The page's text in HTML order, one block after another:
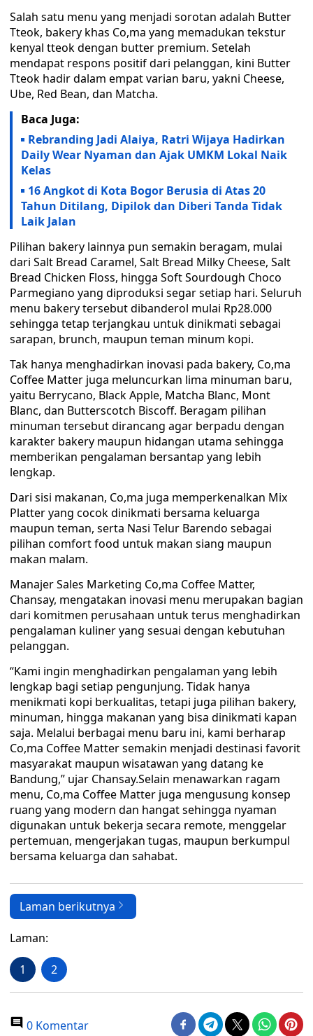
Salah satu menu yang menjadi sorotan adalah Butter
Tteok, bakery khas Co,ma yang memadukan tekstur
kenyal tteok dengan butter premium. Setelah
mendapat respons positif dari pelanggan, kini Butter
Tteok hadir dalam empat varian baru, yakni Cheese,
Ube, Red Bean, dan Matcha.
Baca Juga:
Rebranding Jadi Alaiya, Ratri Wijaya Hadirkan
Daily Wear Nyaman dan Ajak UMKM Lokal Naik
Kelas
16 Angkot di Kota Bogor Berusia di Atas 20
Tahun Ditilang, Dipilok dan Diberi Tanda Tidak
Laik Jalan
Pilihan bakery lainnya pun semakin beragam, mulai
dari Salt Bread Caramel, Salt Bread Milky Cheese, Salt
Bread Chicken Floss, hingga Soft Sourdough Choco
Parmegiano yang diproduksi segar setiap hari. Seluruh
menu bakery tersebut dibanderol mulai Rp28.000
sehingga tetap terjangkau untuk dinikmati sebagai
sarapan, brunch, maupun teman minum kopi.
Tak hanya menghadirkan inovasi pada bakery, Co,ma
Coffee Matter juga meluncurkan lima minuman baru,
yaitu Berrycano, Black Apple, Matcha Blanc, Mont
Blanc, dan Butterscotch Biscoff. Beragam pilihan
minuman tersebut dirancang agar berpadu dengan
karakter bakery maupun hidangan utama sehingga
memberikan pengalaman bersantap yang lebih
lengkap.
Dari sisi makanan, Co,ma juga memperkenalkan Mix
Platter yang cocok dinikmati bersama keluarga
maupun teman, serta Nasi Telur Barendo sebagai
pilihan comfort food untuk makan siang maupun
makan malam.
Manajer Sales Marketing Co,ma Coffee Matter,
Chansay, mengatakan inovasi menu merupakan bagian
dari komitmen perusahaan untuk terus menghadirkan
pengalaman kuliner yang sesuai dengan kebutuhan
pelanggan.
“Kami ingin menghadirkan pengalaman yang lebih
lengkap bagi setiap pengunjung. Tidak hanya
menikmati kopi berkualitas, tetapi juga pilihan bakery,
minuman, hingga makanan yang bisa dinikmati kapan
saja. Melalui berbagai menu baru ini, kami berharap
Co,ma Coffee Matter semakin menjadi destinasi favorit
masyarakat maupun wisatawan yang datang ke
Bandung,” ujar Chansay.Selain menawarkan ragam
menu, Co,ma Coffee Matter juga mengusung konsep
ruang yang modern dan hangat sehingga nyaman
digunakan untuk bekerja secara remote, menggelar
pertemuan, mengerjakan tugas, maupun berkumpul
bersama keluarga dan sahabat.
Laman berikutnya
Laman:
1 2
0 Komentar